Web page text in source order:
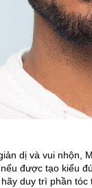
dị và vui nhộn,
được tạo kiểu
duy trì phần tóc